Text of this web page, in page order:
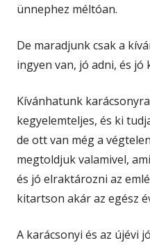
ünnephez méltóan.
De maradjunk csak a
ingyen van, jó adni, és jó
Kívánhatunk
kegyelemteljes, és ki
de ott van még a
megtoldjuk valamivel,
és jó elraktározni az
kitartson akár az egész
A karácsonyi és az újévi